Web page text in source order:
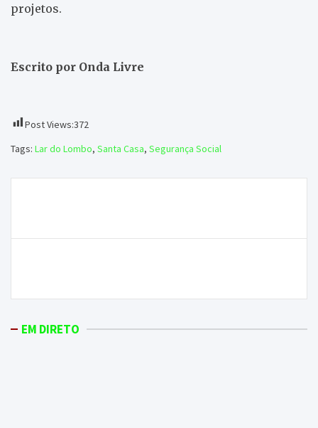
projetos.
Escrito por Onda Livre
Post Views:372
Tags: Lar do Lombo, Santa Casa, Segurança Social
artigos
EM DIRETO